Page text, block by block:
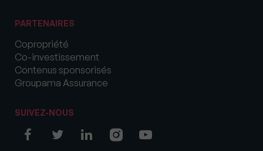
PARTENAIRES
Copropriété
Co-investissement
Contenus sponsorisés
Groupama Assurance
SUIVEZ-NOUS